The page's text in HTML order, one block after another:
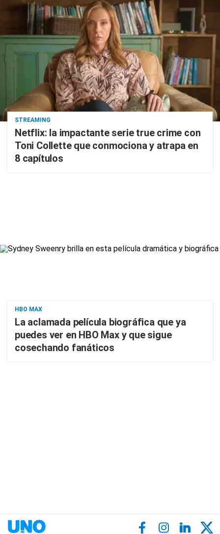
STREAMING
Netflix: la impactante serie true crime con
Toni Collette que conmociona y atrapa en
8 capítulos
HBO MAX
La aclamada película biográfica que ya
puedes ver en HBO Max y que sigue
cosechando fanáticos